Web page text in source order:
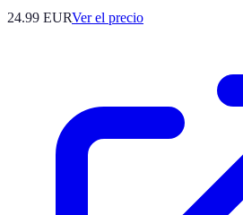
24.99 EURVer el precio